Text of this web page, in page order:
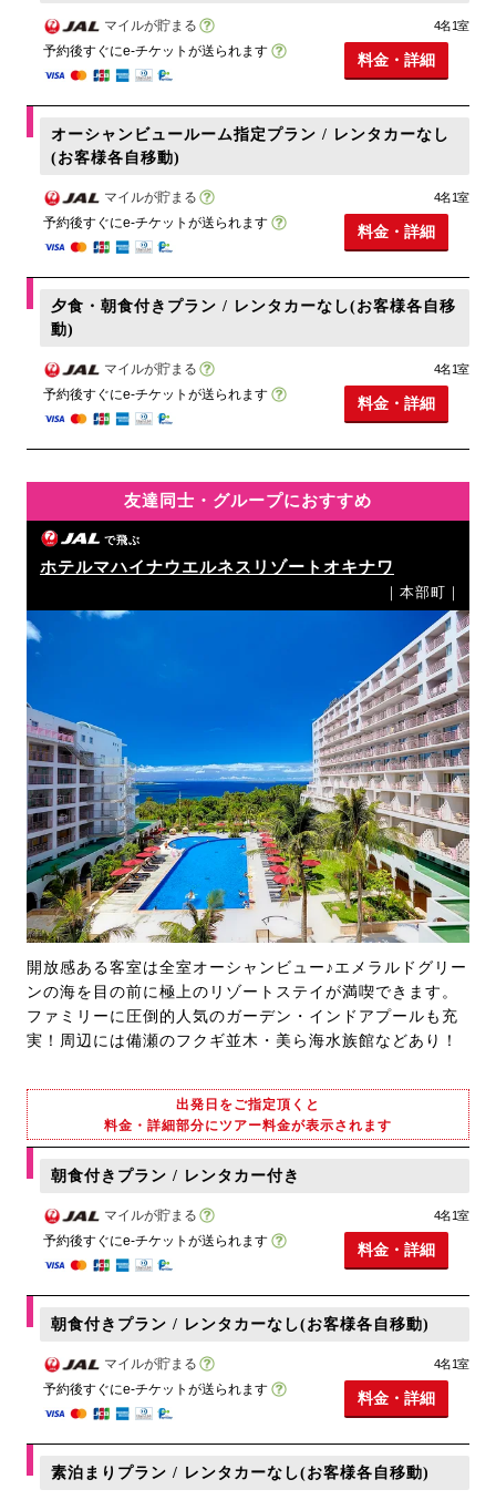
マイルが貯まる
予約後すぐにe-チケットが送られます
4名1室
料金・詳細
オーシャンビュールーム指定プラン / レンタカーなし
(お客様各自移動)
マイルが貯まる
予約後すぐにe-チケットが送られます
4名1室
料金・詳細
夕食・朝食付きプラン / レンタカーなし(お客様各自移
動)
マイルが貯まる
予約後すぐにe-チケットが送られます
4名1室
料金・詳細
友達同士・グループにおすすめ
で飛ぶ
ホテルマハイナウエルネスリゾートオキナワ
｜本部町｜
開放感ある客室は全室オーシャンビュー♪エメラルドグリー
ンの海を目の前に極上のリゾートステイが満喫できます。
ファミリーに圧倒的人気のガーデン・インドアプールも充
実！周辺には備瀬のフクギ並木・美ら海水族館などあり！
出発日をご指定頂くと
料金・詳細部分にツアー料金が表示されます
朝食付きプラン / レンタカー付き
マイルが貯まる
予約後すぐにe-チケットが送られます
4名1室
料金・詳細
朝食付きプラン / レンタカーなし(お客様各自移動)
マイルが貯まる
予約後すぐにe-チケットが送られます
4名1室
料金・詳細
素泊まりプラン / レンタカーなし(お客様各自移動)